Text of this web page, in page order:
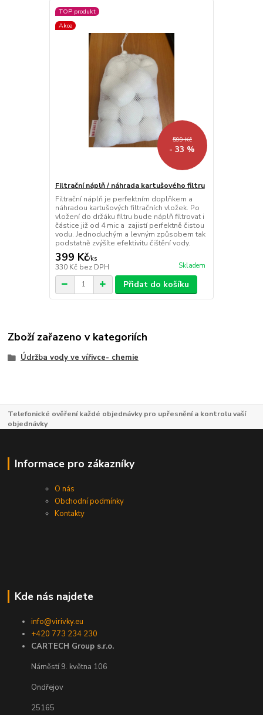
TOP produkt
Akce
599 Kč
- 33 %
Filtrační náplň / náhrada kartušového filtru
Filtrační náplň je perfektním doplňkem a
náhradou kartušových filtračních vložek. Po
vložení do držáku filtru bude náplň filtrovat i
částice již od 4 mic a zajistí perfektně čistou
vodu. Jednoduchým a levným způsobem tak
podstatně zvýšíte efektivitu čištění vody.
399 Kč/ks
330 Kč bez DPH Skladem
Přidat do košíku
Zboží zařazeno v kategoriích
Údržba vody ve vířivce- chemie
Telefonické ověření každé objednávky pro upřesnění a kontrolu vaší
objednávky
Informace pro zákazníky
O nás
Obchodní podmínky
Kontakty
Kde nás najdete
info@virivky.eu
+420 773 234 230
CARTECH Group s.r.o.
Náměstí 9. května 106
Ondřejov
25165